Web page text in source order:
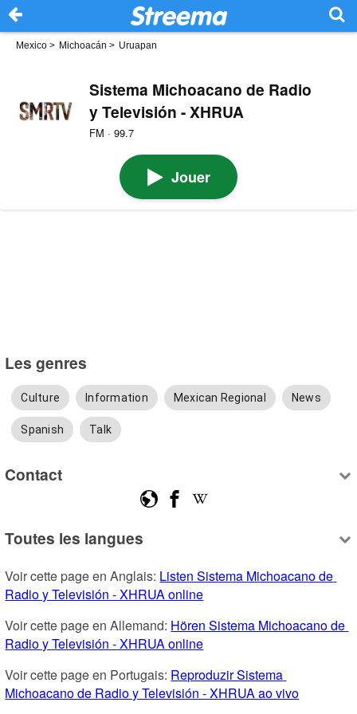
Mexico > Michoacán > Uruapan
Sistema Michoacano de Radio
y Televisión - XHRUA
FM · 99.7
Jouer
Les genres
Culture Information Mexican Regional News
Spanish Talk
Contact
Toutes les langues
Voir cette page en Anglais: Listen Sistema Michoacano de
Radio y Televisión - XHRUA online
Voir cette page en Allemand: Hören Sistema Michoacano de
Radio y Televisión - XHRUA online
Voir cette page en Portugais: Reproduzir Sistema
Michoacano de Radio y Televisión - XHRUA ao vivo